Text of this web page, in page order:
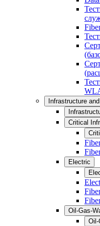
Infrastructure
Critical
Electric
Oil-Gas-
Oil-